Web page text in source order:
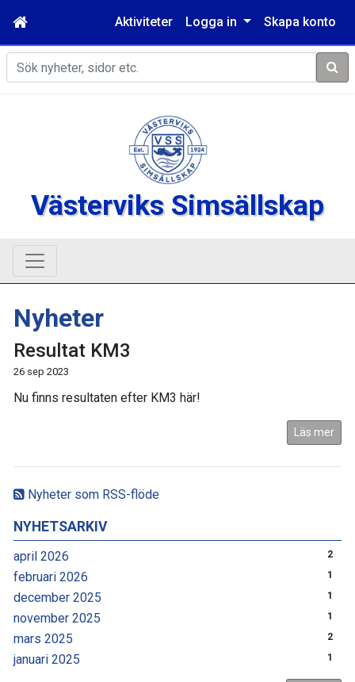
Aktiviteter Logga in Skapa konto
Sök
Västerviks Simsällskap
Nyheter som RSS-flöde
NYHETSARKIV
april 2026 2
februari 2026 1
december 2025 1
november 2025 1
mars 2025 2
januari 2025 1
Nyheter
Resultat KM3
26 sep 2023
Nu finns resultaten efter KM3 här!
Läs mer